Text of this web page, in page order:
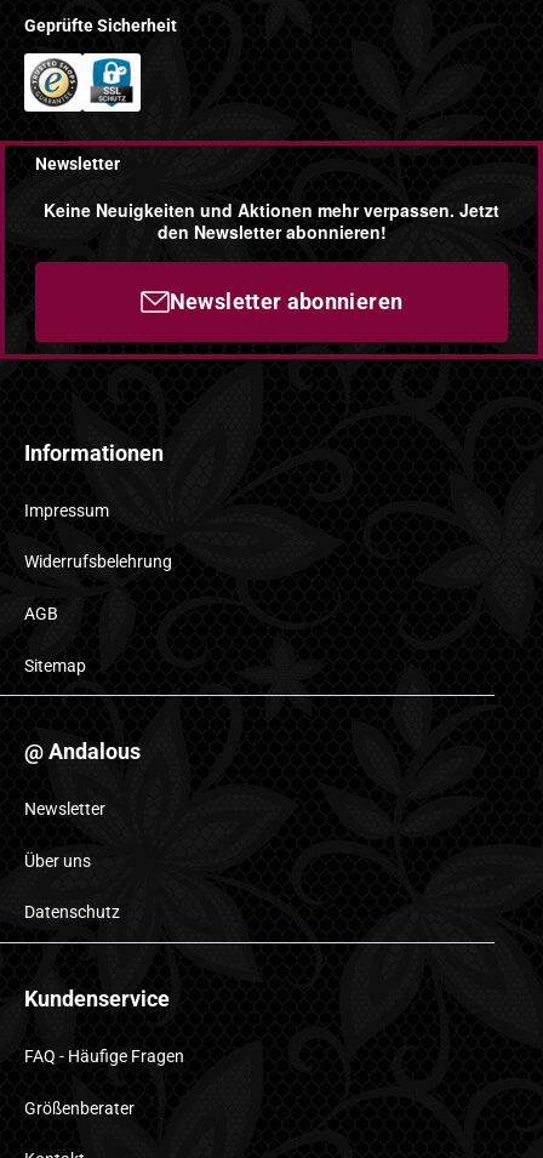
Geprüfte Sicherheit
Newsletter
Keine Neuigkeiten und Aktionen mehr verpassen. Jetzt
den Newsletter abonnieren!
Newsletter abonnieren
Informationen
Impressum
Widerrufsbelehrung
AGB
Sitemap
@ Andalous
Newsletter
Über uns
Datenschutz
Kundenservice
FAQ - Häufige Fragen
Größenberater